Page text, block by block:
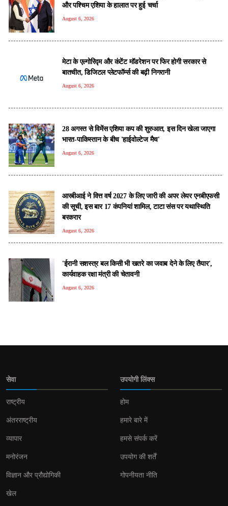
और पश्चिम एशिया के हालात पर हुई चर्चा
August 6, 2026
मेटा के एल्गोरिद्म और कंटेंट मॉडरेशन पर फिर होगी सरकार से
बातचीत, डिजिटल प्लेटफॉर्म्स की बढ़ी निगरानी
August 6, 2026
28 अगस्त से विमेंस एशिया कप की शुरुआत, इस दिन खेला जाएगा
भारत-पाकिस्तान के बीच 'हाईवोल्टेज मैच'
August 6, 2026
आरबीआई ने वित्त वर्ष 2027 के लिए जारी की अपर लेयर एनबीएफसी
की सूची, इस बार 17 कंपनियां शामिल, टाटा संस पर यथास्थिति
बरकरार
August 6, 2026
'ईरानी सशस्त्र बल किसी भी खतरे का जवाब देने के लिए तैयार',
कार्यवाहक रक्षा मंत्री की चेतावनी
August 6, 2026
सेवा
राष्ट्रीय
अंतरराष्ट्रीय
व्यापार
मनोरंजन
विज्ञान और प्रौद्योगिकी
खेल
उपयोगी लिंक्स
होम
हमारे बारे में
हमसे संपर्क करें
उपयोग की शर्तें
गोपनीयता नीति